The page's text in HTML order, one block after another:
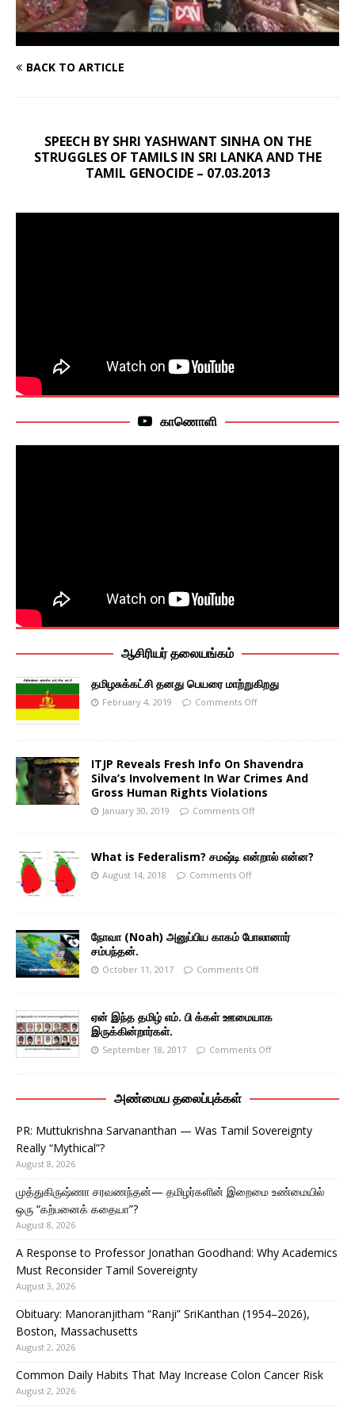
BACK TO ARTICLE
SPEECH BY SHRI YASHWANT SINHA ON THE
STRUGGLES OF TAMILS IN SRI LANKA AND THE
TAMIL GENOCIDE – 07.03.2013
காணொளி
ஆசிரியர் தலையங்கம்
தமிழசுக்கட்சி தனது பெயரை மாற்றுகிறது
February 4, 2019 Comments Off
ITJP Reveals Fresh Info On Shavendra
Silva’s Involvement In War Crimes And
Gross Human Rights Violations
January 30, 2019 Comments Off
What is Federalism? சமஷ்டி என்றால் என்ன?
August 14, 2018 Comments Off
நோவா (Noah) அனுப்பிய காகம் போலானார்
சம்பந்தன்.
October 11, 2017 Comments Off
ஏன் இந்த தமிழ் எம். பி க்கள் ஊமையாக
இருக்கின்றார்கள்.
September 18, 2017 Comments Off
அண்மைய தலைப்புக்கள்
PR: Muttukrishna Sarvananthan — Was Tamil Sovereignty
Really “Mythical”?
August 8, 2026
முத்துகிருஷ்ணா சரவணந்தன்— தமிழர்களின் இறைமை உண்மையில்
ஒரு “கற்பனைக் கதையா”?
August 8, 2026
A Response to Professor Jonathan Goodhand: Why Academics
Must Reconsider Tamil Sovereignty
August 3, 2026
Obituary: Manoranjitham “Ranji” SriKanthan (1954–2026),
Boston, Massachusetts
August 2, 2026
Common Daily Habits That May Increase Colon Cancer Risk
August 2, 2026